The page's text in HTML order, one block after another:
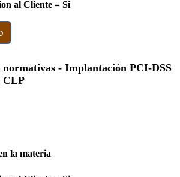
al Cliente = Si
- Implantación PCI-DSS
CLP
la materia